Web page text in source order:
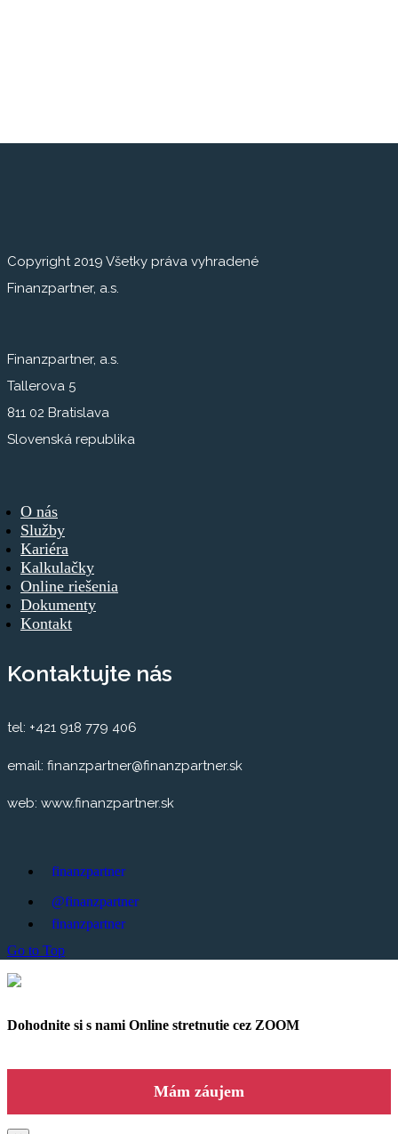
Copyright 2019 Všetky práva vyhradené
Finanzpartner, a.s.
Finanzpartner, a.s.
Tallerova 5
811 02 Bratislava
Slovenská republika
O nás
Služby
Kariéra
Kalkulačky
Online riešenia
Dokumenty
Kontakt
Kontaktujte nás
tel: +421 918 779 406
email: finanzpartner@finanzpartner.sk
web: www.finanzpartner.sk
finanzpartner
@finanzpartner
finanzpartner
Go to Top
Dohodnite si s nami Online stretnutie cez ZOOM
Mám záujem